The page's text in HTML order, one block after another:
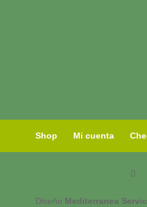
Shop Mi cuenta
Diseño Mediterranea